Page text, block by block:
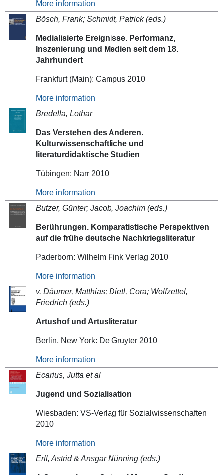
More information
Bösch, Frank; Schmidt, Patrick (eds.)
Medialisierte Ereignisse. Performanz,
Inszenierung und Medien seit dem 18.
Jahrhundert
Frankfurt (Main): Campus 2010
More information
Bredella, Lothar
Das Verstehen des Anderen.
Kulturwissenschaftliche und
literaturdidaktische Studien
Tübingen: Narr 2010
More information
Butzer, Günter; Jacob, Joachim (eds.)
Berührungen. Komparatistische Perspektiven
auf die frühe deutsche Nachkriegsliteratur
Paderborn: Wilhelm Fink Verlag 2010
More information
v. Däumer, Matthias; Dietl, Cora; Wolfzettel,
Friedrich (eds.)
Artushof und Artusliteratur
Berlin, New York: De Gruyter 2010
More information
Ecarius, Jutta et al
Jugend und Sozialisation
Wiesbaden: VS-Verlag für Sozialwissenschaften
2010
More information
Erll, Astrid & Ansgar Nünning (eds.)